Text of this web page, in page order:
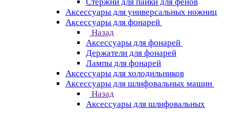
Аксессуары для универсальных ножниц
Аксессуары для фонарей
Назад
Аксессуары для фонарей
Держатели для фонарей
Лампы для фонарей
Аксессуары для холодильников
Аксессуары для шлифовальных машин
Назад
Аксессуары для шлифовальных